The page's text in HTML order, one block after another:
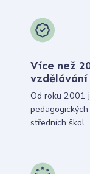
Více než
Od roku 2001
středních škol.